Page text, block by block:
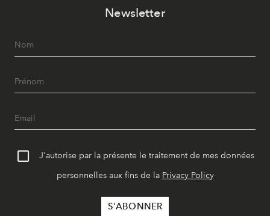
Newsletter
J'autorise par la présente le traitement de mes données
personnelles aux fins de la Privacy Policy